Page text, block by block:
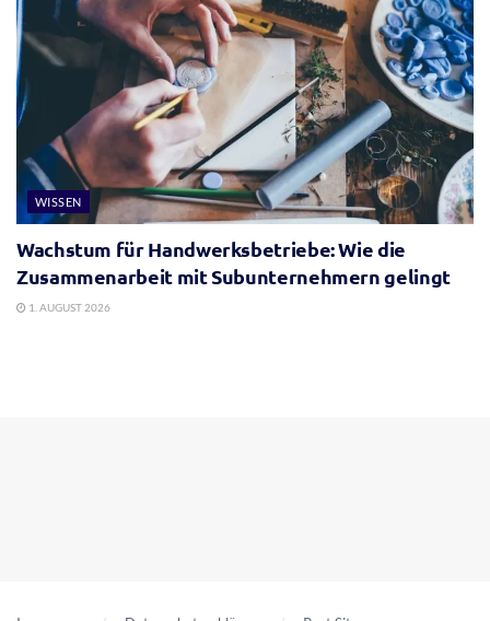
WISSEN
Wachstum für Handwerksbetriebe: Wie die
Zusammenarbeit mit Subunternehmern gelingt
1. AUGUST 2026